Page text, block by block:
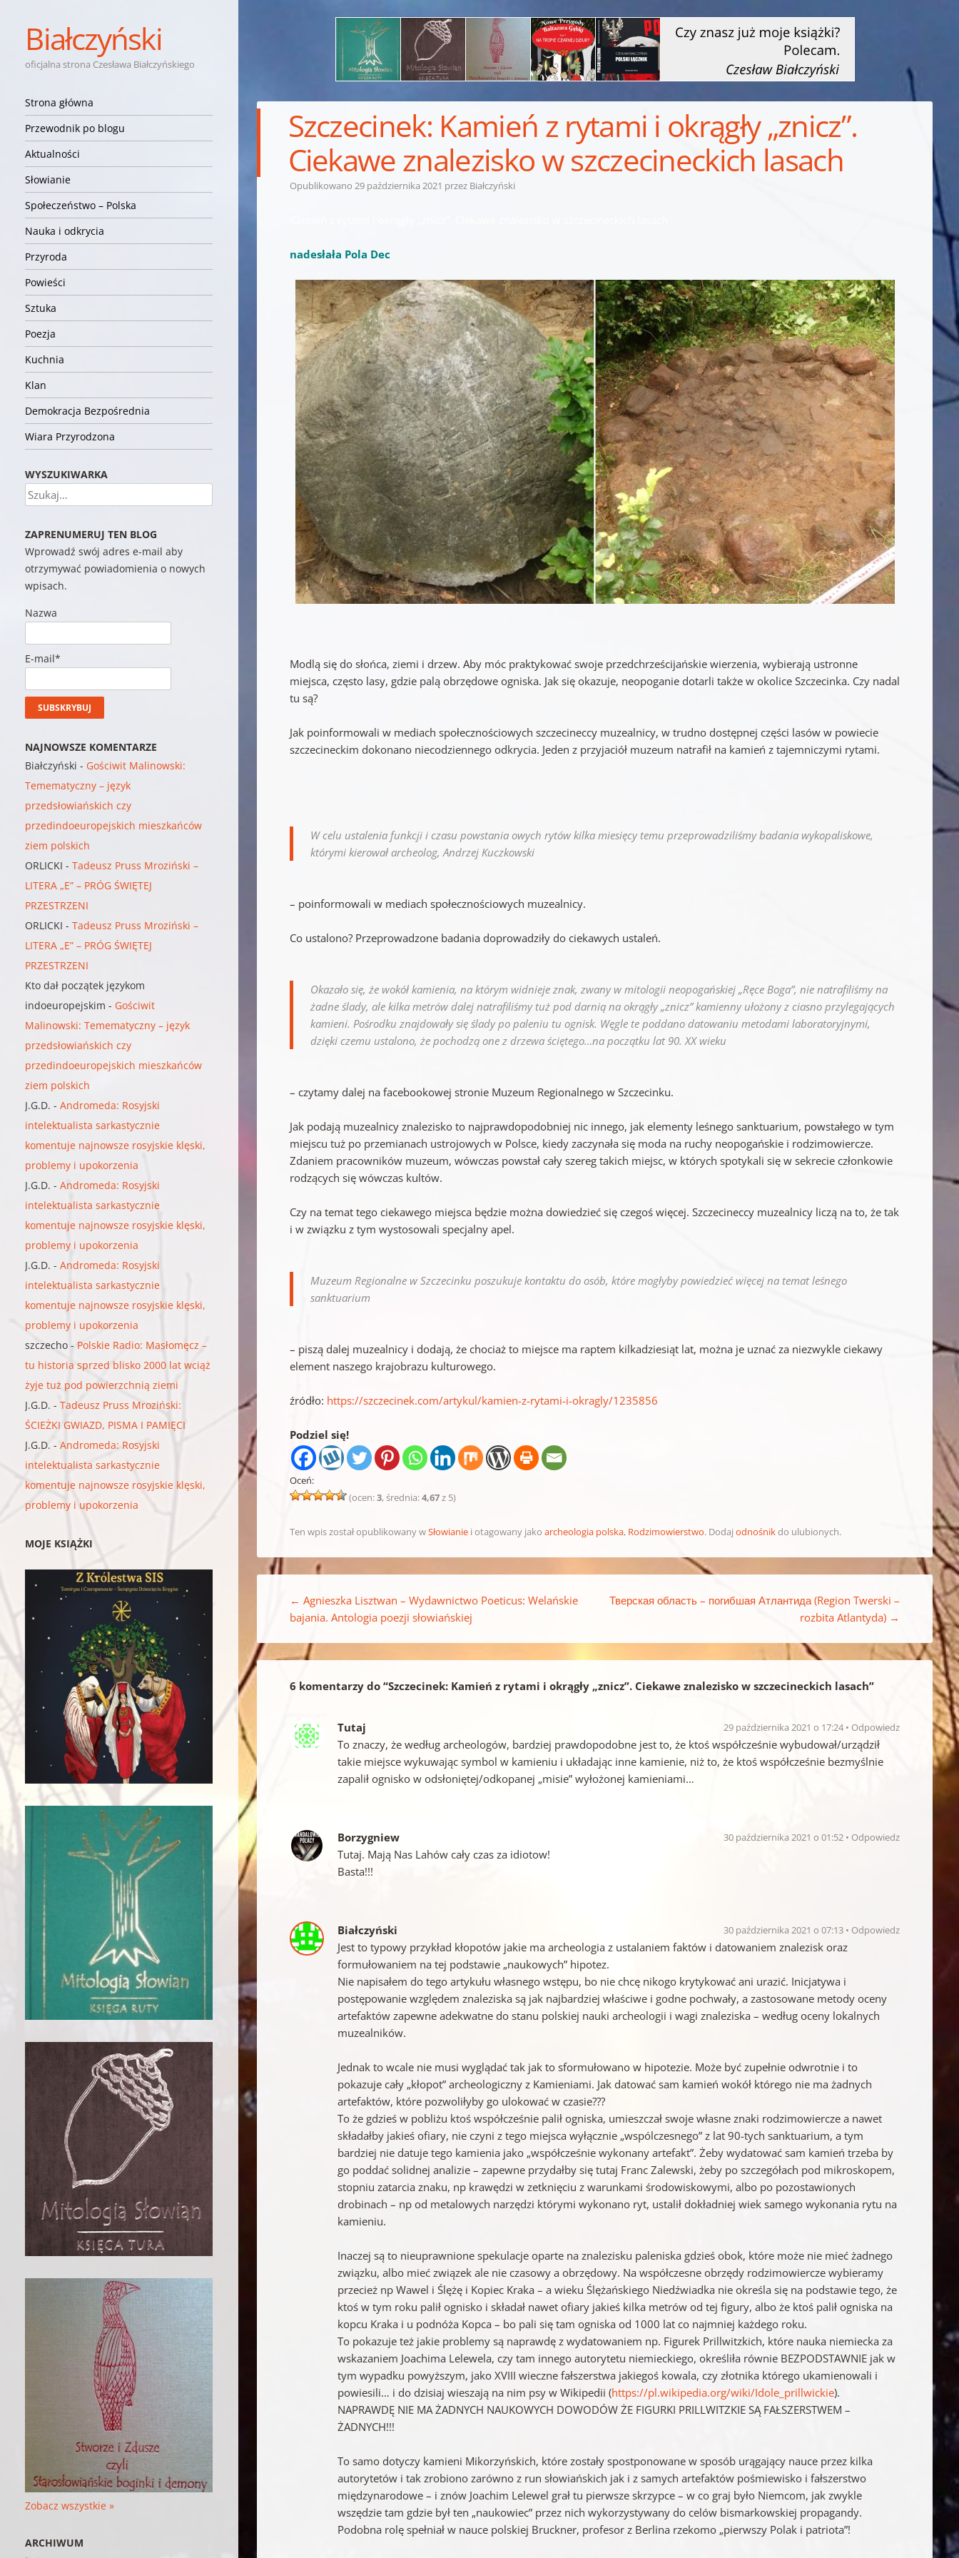
Białczyński
oficjalna strona Czesława Białczyńskiego
Nawigacja
Przejdź do treści
Strona główna
Przewodnik po blogu
Aktualności
Słowianie
Społeczeństwo – Polska
Nauka i odkrycia
Przyroda
Powieści
Sztuka
Poezja
Kuchnia
Klan
Demokracja Bezpośrednia
Wiara Przyrodzona
Szczecinek: Kamień z rytami i okrągły „znicz”.
Ciekawe znalezisko w szczecineckich lasach
Opublikowano29 października 2021 przez Białczyński
nadesłała Pola Dec
Modlą się do słońca, ziemi i drzew. Aby móc praktykować swoje przedchrześcijańskie wierzenia, wybierają ustronne
miejsca, często lasy, gdzie palą obrzędowe ogniska. Jak się okazuje, neopoganie dotarli także w okolice Szczecinka. Czy nadal
tu są?
Jak poinformowali w mediach społecznościowych szczecineccy muzealnicy, w trudno dostępnej części lasów w powiecie
szczecineckim dokonano niecodziennego odkrycia. Jeden z przyjaciół muzeum natrafił na kamień z tajemniczymi rytami.
W celu ustalenia funkcji i czasu powstania owych rytów kilka miesięcy temu przeprowadziliśmy badania wykopaliskowe,
którymi kierował archeolog, Andrzej Kuczkowski
– poinformowali w mediach społecznościowych muzealnicy.
Co ustalono? Przeprowadzone badania doprowadziły do ciekawych ustaleń.
Okazało się, że wokół kamienia, na którym widnieje znak, zwany w mitologii neopogańskiej „Ręce Boga”, nie natrafiliśmy na
żadne ślady, ale kilka metrów dalej natrafiliśmy tuż pod darnią na okrągły „znicz” kamienny ułożony z ciasno przylegających
kamieni. Pośrodku znajdowały się ślady po paleniu tu ognisk. Węgle te poddano datowaniu metodami laboratoryjnymi,
dzięki czemu ustalono, że pochodzą one z drzewa ściętego…na początku lat 90. XX wieku
– czytamy dalej na facebookowej stronie Muzeum Regionalnego w Szczecinku.
Jak podają muzealnicy znalezisko to najprawdopodobniej nic innego, jak elementy leśnego sanktuarium, powstałego w tym
miejscu tuż po przemianach ustrojowych w Polsce, kiedy zaczynała się moda na ruchy neopogańskie i rodzimowiercze.
Zdaniem pracowników muzeum, wówczas powstał cały szereg takich miejsc, w których spotykali się w sekrecie członkowie
rodzących się wówczas kultów.
Czy na temat tego ciekawego miejsca będzie można dowiedzieć się czegoś więcej. Szczecineccy muzealnicy liczą na to, że tak
i w związku z tym wystosowali specjalny apel.
Muzeum Regionalne w Szczecinku poszukuje kontaktu do osób, które mogłyby powiedzieć więcej na temat leśnego
sanktuarium
– piszą dalej muzealnicy i dodają, że chociaż to miejsce ma raptem kilkadziesiąt lat, można je uznać za niezwykle ciekawy
element naszego krajobrazu kulturowego.
źródło: https://szczecinek.com/artykul/kamien-z-rytami-i-okragly/1235856
Podziel się!
Oceń:
(ocen:3, średnia:4,67z 5)
Ten wpis został opublikowany wSłowianie i otagowany jakoarcheologia polska, Rodzimowierstwo. Dodajodnośnikdo ulubionych.
← Agnieszka Lisztwan – Wydawnictwo Poeticus: Welańskie
bajania. Antologia poezji słowiańskiej
Тверская область – погибшая Атлантида (Region Twerski –
rozbita Atlantyda) →
6 komentarzy do “Szczecinek: Kamień z rytami i okrągły „znicz”. Ciekawe znalezisko w szczecineckich lasach”
Tutaj 29 października 2021 o 17:24 Odpowiedz
To znaczy, że według archeologów, bardziej prawdopodobne jest to, że ktoś współcześnie wybudował/urządził
takie miejsce wykuwając symbol w kamieniu i układając inne kamienie, niż to, że ktoś współcześnie bezmyślnie
zapalił ognisko w odsłoniętej/odkopanej „misie” wyłożonej kamieniami…
Borzygniew 30 października 2021 o 01:52 Odpowiedz
Tutaj. Mają Nas Lahów cały czas za idiotow!
Basta!!!
Białczyński 30 października 2021 o 07:13 Odpowiedz
Jest to typowy przykład kłopotów jakie ma archeologia z ustalaniem faktów i datowaniem znalezisk oraz
formułowaniem na tej podstawie „naukowych” hipotez.
Nie napisałem do tego artykułu własnego wstępu, bo nie chcę nikogo krytykować ani urazić. Inicjatywa i
postępowanie względem znaleziska są jak najbardziej właściwe i godne pochwały, a zastosowane metody oceny
artefaktów zapewne adekwatne do stanu polskiej nauki archeologii i wagi znaleziska – według oceny lokalnych
muzealników.
Jednak to wcale nie musi wyglądać tak jak to sformułowano w hipotezie. Może być zupełnie odwrotnie i to
pokazuje cały „kłopot” archeologiczny z Kamieniami. Jak datować sam kamień wokół którego nie ma żadnych
artefaktów, które pozwoliłyby go ulokować w czasie???
To że gdzieś w pobliżu ktoś współcześnie palił ogniska, umieszczał swoje własne znaki rodzimowiercze a nawet
składałby jakieś ofiary, nie czyni z tego miejsca wyłącznie „wspólczesnego” z lat 90-tych sanktuarium, a tym
bardziej nie datuje tego kamienia jako „współcześnie wykonany artefakt”. Żeby wydatować sam kamień trzeba by
go poddać solidnej analizie – zapewne przydałby się tutaj Franc Zalewski, żeby po szczegółach pod mikroskopem,
stopniu zatarcia znaku, np krawędzi w zetknięciu z warunkami środowiskowymi, albo po pozostawionych
drobinach – np od metalowych narzędzi którymi wykonano ryt, ustalił dokładniej wiek samego wykonania rytu na
kamieniu.
Inaczej są to nieuprawnione spekulacje oparte na znalezisku paleniska gdzieś obok, które może nie mieć żadnego
związku, albo mieć związek ale nie czasowy a obrzędowy. Na współczesne obrzędy rodzimowiercze wybieramy
przecież np Wawel i Ślężę i Kopiec Kraka – a wieku Ślężańskiego Niedźwiadka nie określa się na podstawie tego, że
ktoś w tym roku palił ognisko i składał nawet ofiary jakieś kilka metrów od tej figury, albo że ktoś palił ogniska na
kopcu Kraka i u podnóża Kopca – bo pali się tam ogniska od 1000 lat co najmniej każdego roku.
To pokazuje też jakie problemy są naprawdę z wydatowaniem np. Figurek Prillwitzkich, które nauka niemiecka za
wskazaniem Joachima Lelewela, czy tam innego autorytetu niemieckiego, określiła równie BEZPODSTAWNIE jak w
tym wypadku powyższym, jako XVIII wieczne fałszerstwa jakiegoś kowala, czy złotnika którego ukamienowali i
powiesili… i do dzisiaj wieszają na nim psy w Wikipedii (https://pl.wikipedia.org/wiki/Idole_prillwickie).
NAPRAWDĘ NIE MA ŻADNYCH NAUKOWYCH DOWODÓW ŻE FIGURKI PRILLWITZKIE SĄ FAŁSZERSTWEM –
ŻADNYCH!!!
To samo dotyczy kamieni Mikorzyńskich, które zostały spostponowane w sposób urągający nauce przez kilka
autorytetów i tak zrobiono zarówno z run słowiańskich jak i z samych artefaktów pośmiewisko i fałszerstwo
międzynarodowe – i znów Joachim Lelewel grał tu pierwsze skrzypce – w co graj było Niemcom, jak zwykle
wszędzie tam gdzie był ten „naukowiec” przez nich wykorzystywany do celów bismarkowskiej propagandy.
Podobna rolę spełniał w nauce polskiej Bruckner, profesor z Berlina rzekomo „pierwszy Polak i patriota”!
WYSZUKIWARKA
Szukaj
ZAPRENUMERUJ TEN BLOG
Wprowadź swój adres e-mail aby
otrzymywać powiadomienia o nowych
wpisach.
Nazwa
E-mail*
NAJNOWSZE KOMENTARZE
Białczyński - Gościwit Malinowski:
Temematyczny – język
przedsłowiańskich czy
przedindoeuropejskich mieszkańców
ziem polskich
ORLICKI -Tadeusz Pruss Mroziński –
LITERA „E” – PRÓG ŚWIĘTEJ
PRZESTRZENI
ORLICKI -Tadeusz Pruss Mroziński –
LITERA „E” – PRÓG ŚWIĘTEJ
PRZESTRZENI
Kto dał początek językom
indoeuropejskim - Gościwit
Malinowski: Temematyczny – język
przedsłowiańskich czy
przedindoeuropejskich mieszkańców
ziem polskich
J.G.D. -Andromeda: Rosyjski
intelektualista sarkastycznie
komentuje najnowsze rosyjskie klęski,
problemy i upokorzenia
J.G.D. -Andromeda: Rosyjski
intelektualista sarkastycznie
komentuje najnowsze rosyjskie klęski,
problemy i upokorzenia
J.G.D. -Andromeda: Rosyjski
intelektualista sarkastycznie
komentuje najnowsze rosyjskie klęski,
problemy i upokorzenia
szczecho - Polskie Radio: Masłomęcz –
tu historia sprzed blisko 2000 lat wciąż
żyje tuż pod powierzchnią ziemi
J.G.D. -Tadeusz Pruss Mroziński:
ŚCIEŻKI GWIAZD, PISMA I PAMIĘCI
J.G.D. -Andromeda: Rosyjski
intelektualista sarkastycznie
komentuje najnowsze rosyjskie klęski,
problemy i upokorzenia
MOJE KSIĄŻKI
Zobacz wszystkie »
ARCHIWUM